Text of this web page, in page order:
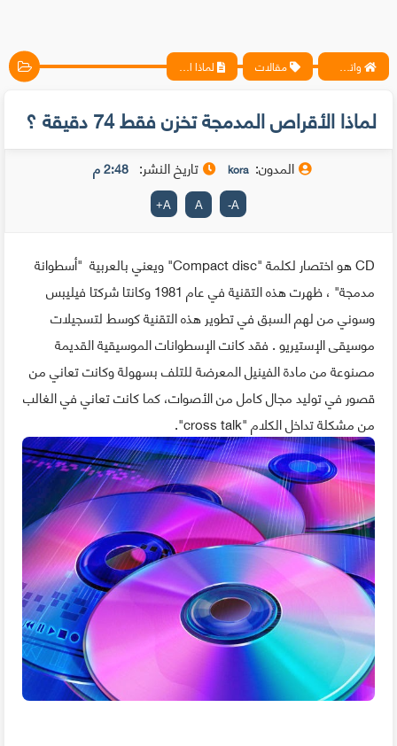
واتس آب ، فيسبوك ، أنترنت ، شروحات تقنية حصرية - المحترف مقالات لماذا الأقراص المدمجة تخزن فقط 74 دقيقة ؟
لماذا الأقراص المدمجة تخزن فقط 74 دقيقة ؟
المدون: kora تاريخ النشر: 2:48 م
A
-
A
A
+
CD هو اختصار لكلمة "Compact disc" ويعني بالعربية "أسطوانة
مدمجة" ، ظهرت هذه التقنية في عام 1981 وكانتا شركتا فيليبس
وسوني من لهم السبق في تطوير هذه التقنية كوسط لتسجيلات
موسيقى الإستيريو . فقد كانت الإسطوانات الموسيقية القديمة
مصنوعة من مادة الفينيل المعرضة للتلف بسهولة وكانت تعاني من
قصور في توليد مجال كامل من الأصوات، كما كانت تعاني في الغالب
من مشكلة تداخل الكلام "cross talk".